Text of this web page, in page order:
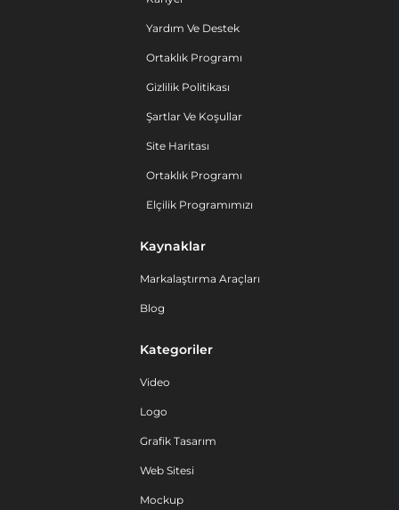
Yardım Ve Destek
Ortaklık Programı
Gizlilik Politikası
Şartlar Ve Koşullar
Site Haritası
Ortaklık Programı
Elçilik Programımızı
Kaynaklar
Markalaştırma Araçları
Blog
Kategoriler
Video
Logo
Grafik Tasarım
Web Sitesi
Mockup